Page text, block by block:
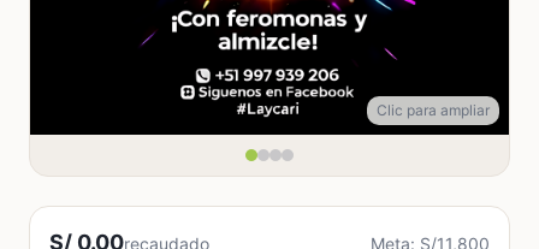
Clic para ampliar
S/ 0.00recaudado Meta: S/11,800